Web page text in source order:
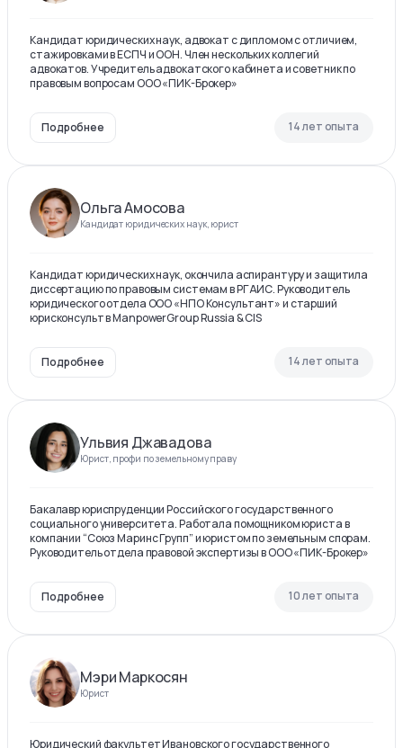
Кандидат юридических наук, адвокат с дипломом с отличием,
стажировками в ЕСПЧ и ООН. Член нескольких коллегий
адвокатов. Учредитель адвокатского кабинета и советник по
правовым вопросам ООО «ПИК-Брокер»
Подробнее 14 лет опыта
Ольга Амосова
Кандидат юридических наук, юрист
Кандидат юридических наук, окончила аспирантуру и защитила
диссертацию по правовым системам в РГАИС. Руководитель
юридического отдела ООО «НПО Консультант» и старший
юрисконсульт в ManpowerGroup Russia & CIS
Подробнее 14 лет опыта
Ульвия Джавадова
Юрист, профи по земельному праву
Бакалавр юриспруденции Российского государственного
социального университета. Работала помощником юриста в
компании “Союз Маринс Групп” и юристом по земельным спорам.
Руководитель отдела правовой экспертизы в ООО «ПИК-Брокер»
Подробнее 10 лет опыта
Мэри Маркосян
Юрист
Юридический факультет Ивановского государственного